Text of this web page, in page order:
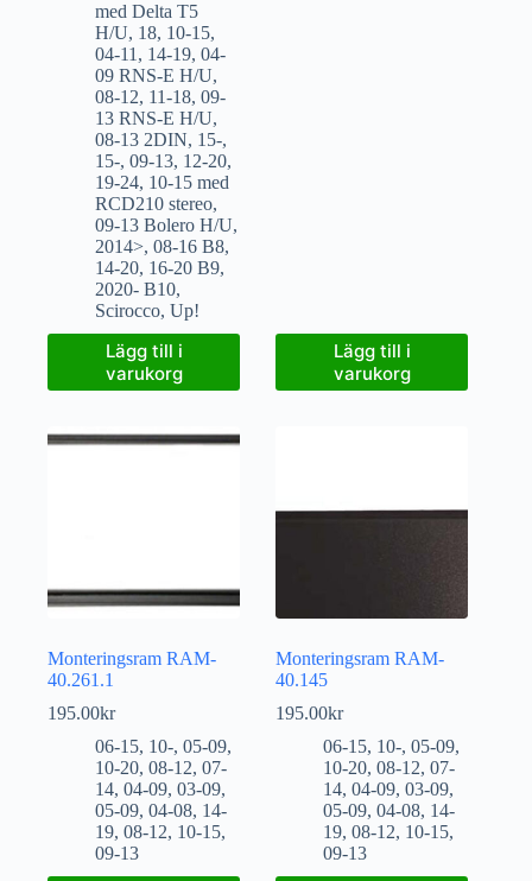
med Delta T5
H/U, 18, 10-15,
04-11 , 14-19, 04-
09 RNS-E H/U,
08-12, 11-18, 09-
13 RNS-E H/U,
08-13 2DIN, 15-,
15-, 09-13, 12-20,
19-24, 10-15 med
RCD210 stereo,
09-13 Bolero H/U,
2014>, 08-16 B8,
14-20, 16-20 B9,
2020- B10,
Scirocco, Up!
Lägg till i
varukorg
Lägg till i
varukorg
Monteringsram RAM-
40.261.1
195.00kr
06-15, 10-, 05-09,
10-20, 08-12, 07-
14, 04-09, 03-09,
05-09, 04-08, 14-
19, 08-12, 10-15,
09-13
Monteringsram RAM-
40.145
195.00kr
06-15, 10-,05-09,
10-20,08-12,07-
14,04-09,03-09,
05-09,04-08, 14-
19,08-12, 10-15,
09-13